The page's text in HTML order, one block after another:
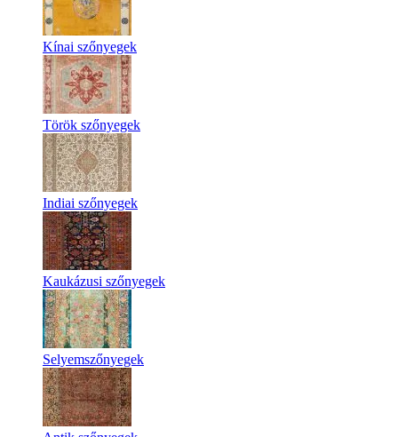
Kínai szőnyegek
Török szőnyegek
Indiai szőnyegek
Kaukázusi szőnyegek
Selyemszőnyegek